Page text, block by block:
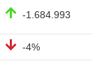
-1.684.993
-4%